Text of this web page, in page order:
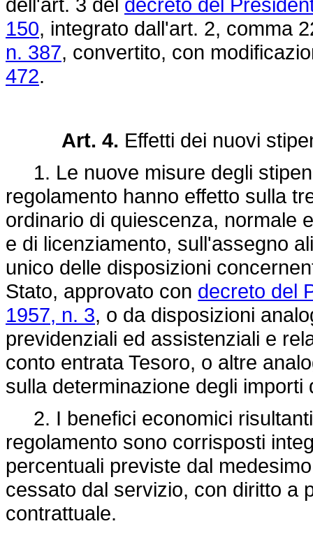
150, integrato dall'art. 2, comma
n. 387, convertito, con
472.
Art. 4. Effetti dei nuovi
1. Le nuove misure degli
regolamento hanno effetto sulla
ordinario di quiescenza, normale
e di licenziamento, sull'assegno
unico delle disposizioni
Stato, approvato con decreto del
1957, n. 3, o da disposizioni
previdenziali ed assistenziali e
conto entrata Tesoro, o altre
sulla determinazione degli
2. I benefici economici
regolamento sono corrisposti
percentuali previste dal
cessato dal servizio, con diritto a
contrattuale.